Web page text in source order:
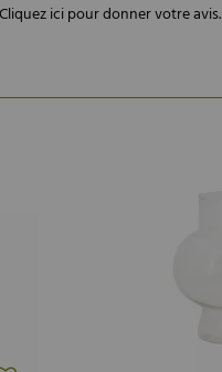
Cliquez ici pour donner votre avis.